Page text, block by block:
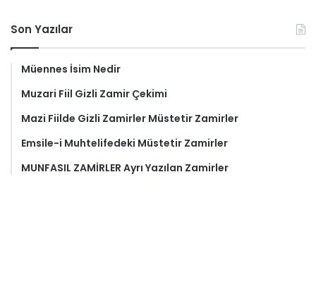
Son Yazılar
Müennes İsim Nedir
Muzari Fiil Gizli Zamir Çekimi
Mazi Fiilde Gizli Zamirler Müstetir Zamirler
Emsile-i Muhtelifedeki Müstetir Zamirler
MUNFASIL ZAMİRLER Ayrı Yazılan Zamirler